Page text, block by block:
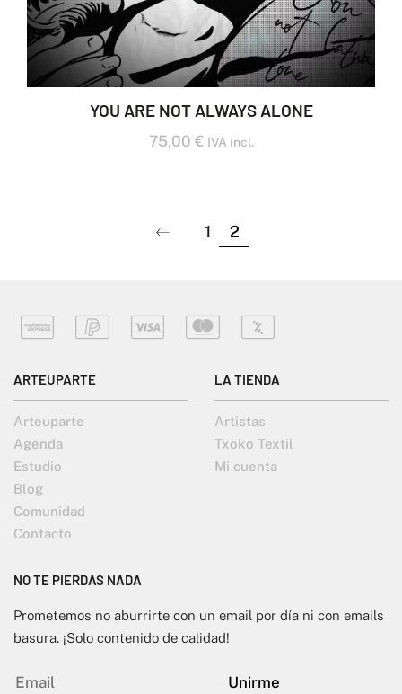
YOU ARE NOT ALWAYS ALONE
75,00 € IVA incl.
1 2
ARTEUPARTE
Arteuparte
Agenda
Estudio
Blog
Comunidad
Contacto
LA TIENDA
Artistas
Txoko Textil
Mi cuenta
NO TE PIERDAS NADA
Prometemos no aburrirte con un email por día ni con emails
basura. ¡Solo contenido de calidad!